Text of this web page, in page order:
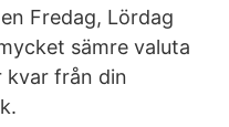
Fredag, Lördag
sämre valuta
kvar från din